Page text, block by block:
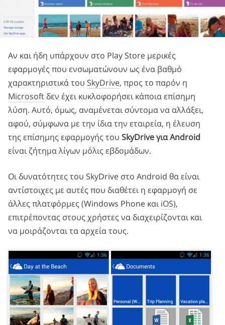
Αν και ήδη υπάρχουν στο Play Store μερικές
εφαρμογές που ενσωματώνουν ως ένα βαθμό
χαρακτηριστικά του SkyDrive, προς το παρόν η
Microsoft δεν έχει κυκλοφορήσει κάποια επίσημη
λύση. Αυτό, όμως, αναμένεται σύντομα να αλλάξει,
αφού, σύμφωνα με την ίδια την εταιρεία, η έλευση
της επίσημης εφαρμογής του SkyDrive για Android
είναι ζήτημα λίγων μόλις εβδομάδων.
Οι δυνατότητες του SkyDrive στο Android θα είναι
αντίστοιχες με αυτές που διαθέτει η εφαρμογή σε
άλλες πλατφόρμες (Windows Phone καιiOS),
επιτρέποντας στους χρήστες να διαχειρίζονται και
να μοιράζονται τα αρχεία τους.